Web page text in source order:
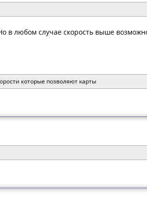
в любом случае скорость выше
которые позволяют карты